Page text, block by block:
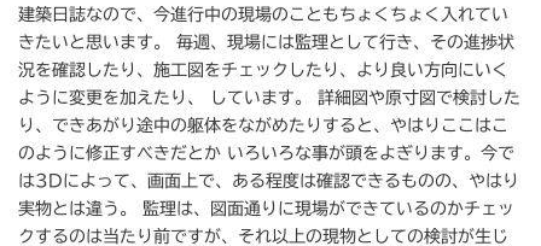
建築日誌なので、今進行中の現場のこともちょくちょく入れてい
きたいと思います。 毎週、現場には監理として行き、その進捗状
況を確認したり、施工図をチェックしたり、より良い方向にいく
ように変更を加えたり、 しています。 詳細図や原寸図で検討した
り、できあがり途中の躯体をながめたりすると、やはりここはこ
のように修正すべきだとか いろいろな事が頭をよぎります。今で
は3Dによって、画面上で、ある程度は確認できるものの、やはり
実物とは違う。 監理は、図面通りに現場ができているのかチェッ
クするのは当たり前ですが、それ以上の現物としての検討が生じ